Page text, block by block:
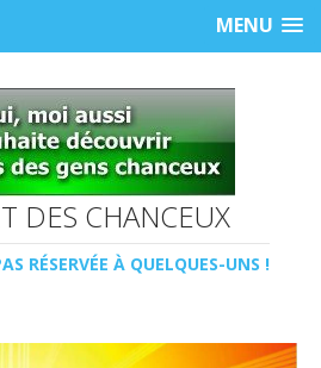
MENU
DES CHANCEUX
RÉSERVÉE À QUELQUES-UNS !